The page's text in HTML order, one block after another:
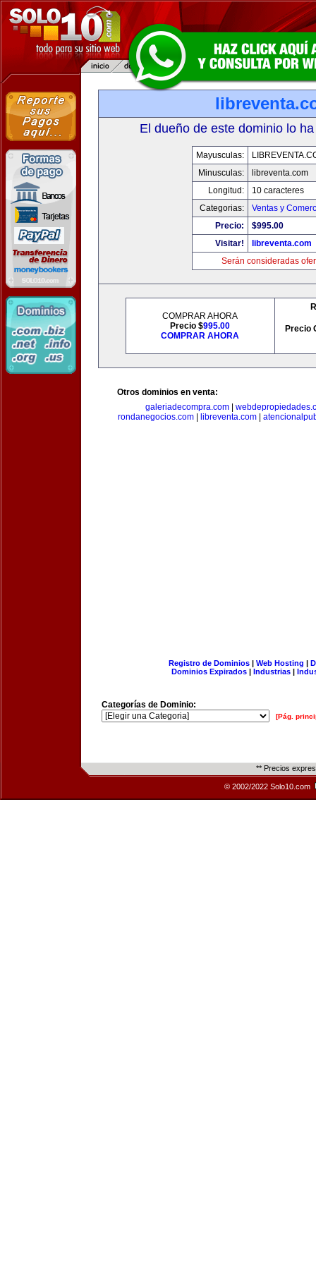
El dueño de este dominio lo
Mayusculas:
Minusculas:
libreventa.com
Longitud:
10 caracteres
Categorias:
Ventas y
Precio:
$995.00
Visitar!
libreventa.com
Serán consideradas
COMPRAR AHORA
Precio $995.00
COMPRAR AHORA
Precio
Otros dominios en venta:
galeriadecompra.com|
rondanegocios.com
libreventa.com
Registro de Dominios| Web Hosting |
Dominios Expirados | Industrias |
Categorías de Dominio:
[Pág.
** Precios
© 2002/2022 Solo10.com